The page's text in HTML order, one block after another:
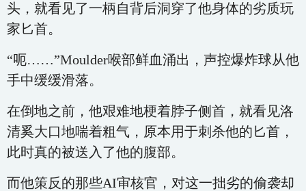
头，就看见了一柄自背后洞穿了他身体的劣质玩
家匕首。
“呃……”Moulder喉部鲜血涌出，声控爆炸球从他
手中缓缓滑落。
在倒地之前，他艰难地梗着脖子侧首，就看见洛
清奚大口地喘着粗气，原本用于刺杀他的匕首，
此时真的被送入了他的腹部。
而他策反的那些AI审核官，对这一拙劣的偷袭却